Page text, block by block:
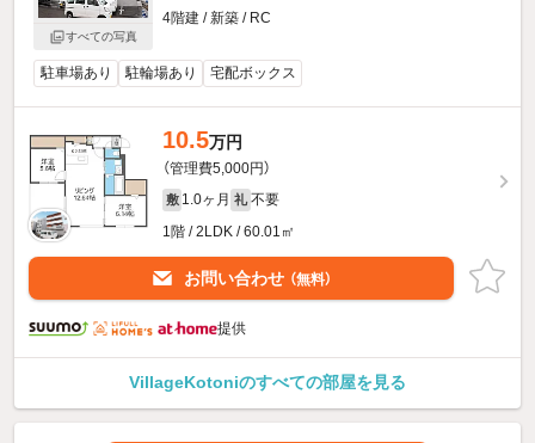
すべての写真
4階建 / 新築 / RC
駐車場あり 駐輪場あり 宅配ボックス
10.5万円
（管理費5,000円）
敷 1.0ヶ月 礼 不要
1階 / 2LDK / 60.01㎡
お問い合わせ （無料）
提供
VillageKotoniのすべての部屋を見る